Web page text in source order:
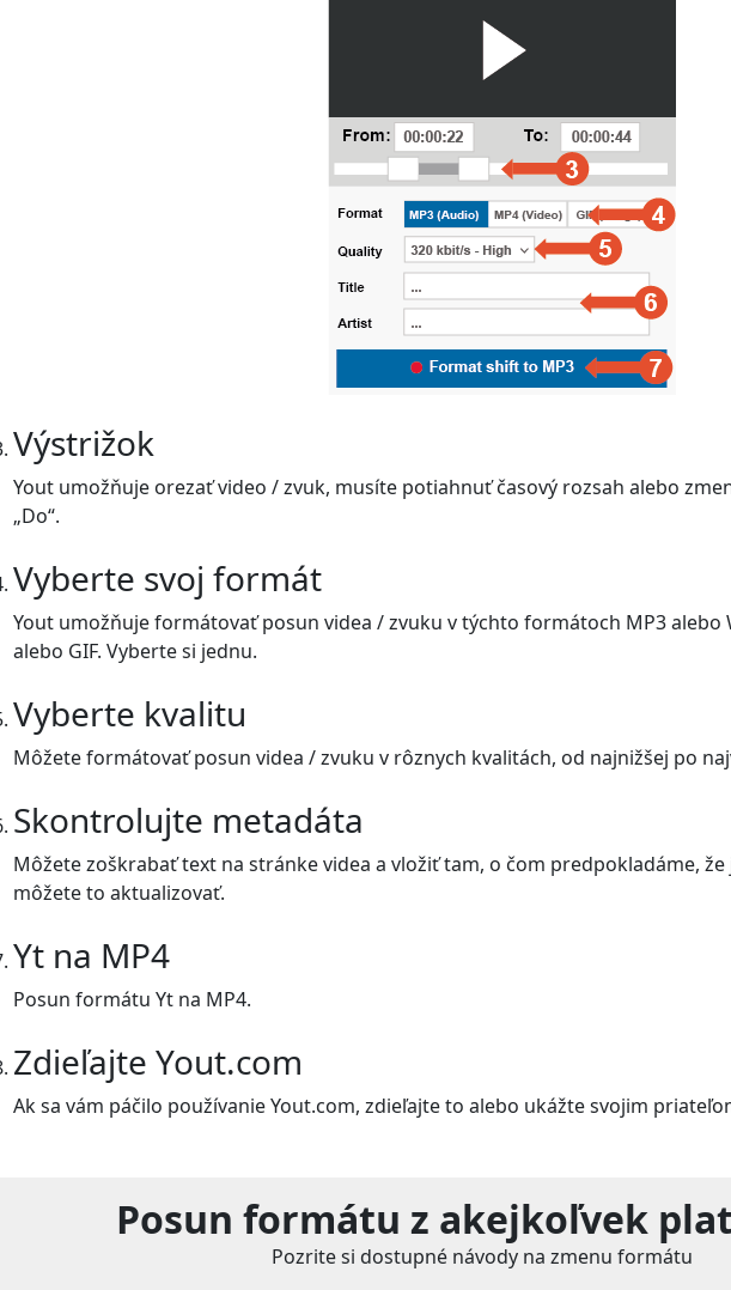
Výstrižok
Yout umožňuje orezať video / zvuk, musíte potiahnuť časový rozsah alebo
„Do“.
Vyberte svoj formát
Yout umožňuje formátovať posun videa / zvuku v týchto formátoch MP3 alebo
alebo GIF. Vyberte si jednu.
Vyberte kvalitu
Môžete formátovať posun videa / zvuku v rôznych kvalitách, od najnižšej po
Skontrolujte metadáta
Môžete zoškrabať text na stránke videa a vložiť tam, o čom predpokladáme,
môžete to aktualizovať.
Yt na MP4
Posun formátu Yt na MP4.
Zdieľajte Yout.com
Ak sa vám páčilo používanie Yout.com, zdieľajte to alebo ukážte svojim
Posun formátu z akejkoľvek
Pozrite si dostupné návody na zmenu formátu